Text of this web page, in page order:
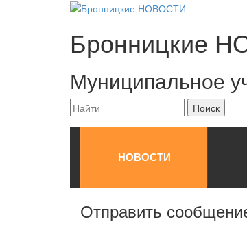
Бронницкие
Муниципальное
НОВОСТИ
Отправить